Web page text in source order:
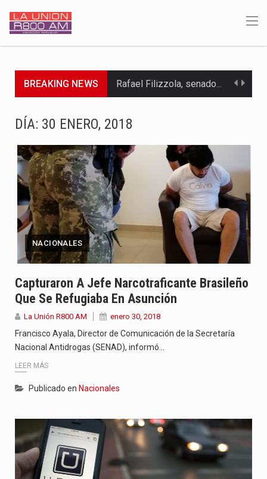
BREAKING NEWS
El presidente de la República se encontraba en el aeropuerto…
Una familia atravesó momentos de extrema tensión durante la madrugada…
Fretes se refirió concretamente al recorrido que realizó este jueves…
“La situación no está tan mala en el Ministerio de…
Mientras visitaba una fábrica de armamentos en San Paulo, el…
DÍA: 30 ENERO, 2018
NACIONALES
Capturaron A Jefe Narcotraficante Brasileño
Que Se Refugiaba En Asunción
La Unión R800 AM enero 30, 2018
Francisco Ayala, Director de Comunicación de la Secretaría
Nacional Antidrogas (SENAD), informó…
LEER MÁS
Publicado en Nacionales